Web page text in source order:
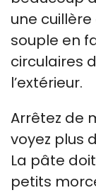
une
souple en
circulaires
l’extérieur.
Arrêtez de
voyez plus
La pâte
petits